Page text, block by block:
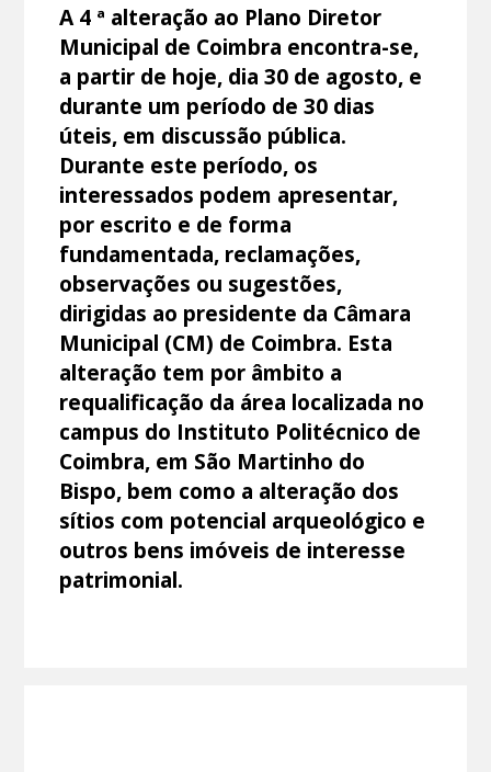
A 4 ª alteração ao Plano Diretor
Municipal de Coimbra encontra-se,
a partir de hoje, dia 30 de agosto, e
durante um período de 30 dias
úteis, em discussão pública.
Durante este período, os
interessados podem apresentar,
por escrito e de forma
fundamentada, reclamações,
observações ou sugestões,
dirigidas ao presidente da Câmara
Municipal (CM) de Coimbra. Esta
alteração tem por âmbito a
requalificação da área localizada no
campus do Instituto Politécnico de
Coimbra, em São Martinho do
Bispo, bem como a alteração dos
sítios com potencial arqueológico e
outros bens imóveis de interesse
patrimonial.